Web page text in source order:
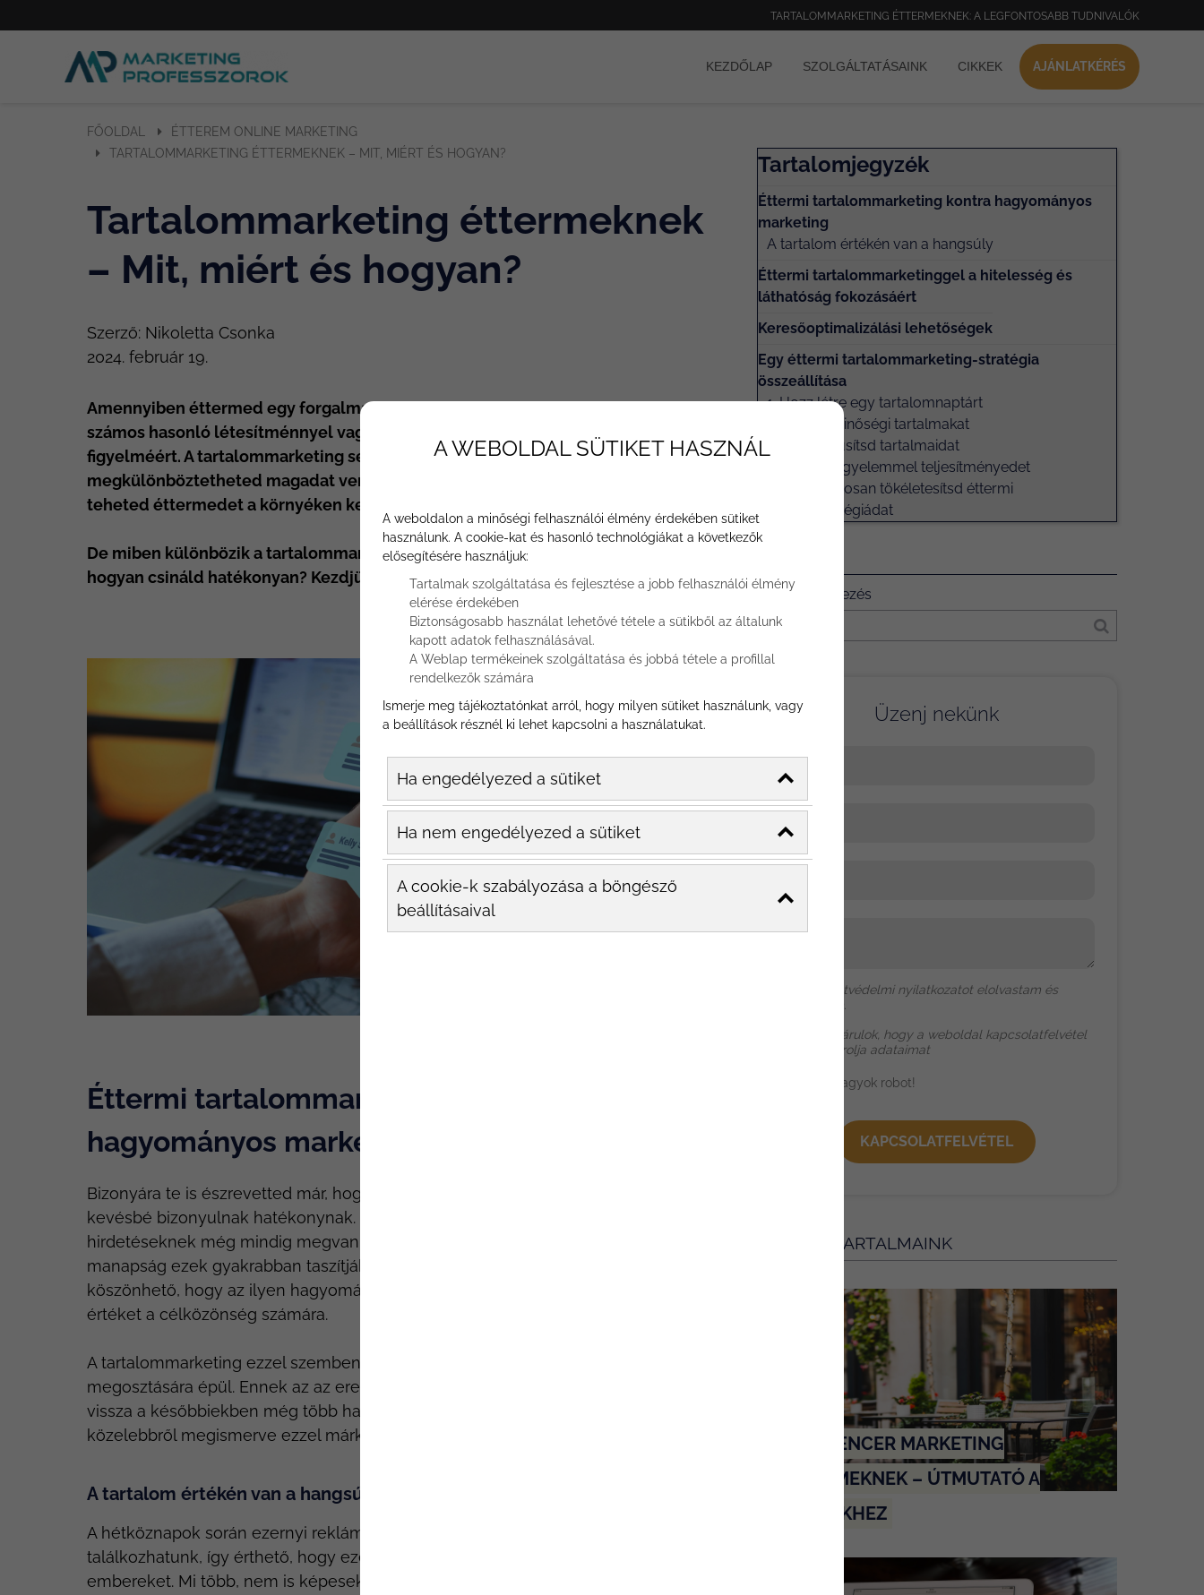
TARTALOMMARKETING ÉTTERMEKNEK: A LEGFONTOSABB TUDNIVALÓK
KEZDŐLAP SZOLGÁLTATÁSAINK CIKKEK AJÁNLATKÉRÉS
FŐOLDAL
ÉTTEREM ONLINE MARKETING
TARTALOMMARKETING ÉTTERMEKNEK – MIT, MIÉRT ÉS HOGYAN?
Tartalommarketing éttermeknek
– Mit, miért és hogyan?
Szerző: Nikoletta Csonka
2024. február 19.
Amennyiben éttermed egy forgalmas környéken helyezkedik el, bizonyára
számos hasonló létesítménnyel vagy kénytelen versengeni a vendégek
figyelméért. A tartalommarketing segítségével nem csupán
megkülönböztetheted magadat versenytársaidtól, hanem fellelhetőbbé is
teheted éttermedet a környéken keresgélők számára.
De miben különbözik a tartalommarketing a marketing hagyományos formáitól és
hogyan csináld hatékonyan? Kezdjük az elején.
Éttermi tartalommarketing kontra
hagyományos marketing
Bizonyára te is észrevetted már, hogy a marketing hagyományos módszerei egyre
kevésbé bizonyulnak hatékonynak. Persze az email zuhatagoknak és az online
hirdetéseknek még mindig megvan a maguk helye egy cég marketingmixében, de
manapság ezek gyakrabban taszítják az ügyfeleket, mint vonzzák őket. Ez annak
köszönhető, hogy az ilyen hagyományos marketingformák nem kínálnak elegendő
értéket a célközönség számára.
A tartalommarketing ezzel szemben kifejezetten az értékes, hasznos információk
megosztására épül. Ennek az az eredménye, hogy a célközönség szívesen tér
vissza a későbbiekben még több hasonlóan értékes tartalmakért, egyre
közelebbről megismerve ezzel márkádat.
A tartalom értékén van a hangsúly
A hétköznapok során ezernyi reklámmal és egyéb marketinganyaggal
találkozhatunk, így érthető, hogy ezek a módszerek inkább csak irritálják az
embereket. Mi több, nem is képesek úgy kézbesíteni üzeneteidet, mint szeretnéd.
Tartalomjegyzék
Éttermi tartalommarketing kontra hagyományos
marketing
A tartalom értékén van a hangsúly
Éttermi tartalommarketinggel a hitelesség és
láthatóság fokozásáért
Keresőoptimalizálási lehetőségek
Egy éttermi tartalommarketing-stratégia
összeállítása
1. Hozz létre egy tartalomnaptárt
3. Készíts minőségi tartalmakat
4. Népszerűsítsd tartalmaidat
5. Kövesd figyelemmel teljesítményedet
6. Folyamatosan tökéletesítsd éttermi
tartalomstratégiádat
Keresett kifejezés
Üzenj nekünk
Üzenet
adatvédelmi nyilatkozatot elolvastam és
Hozzájárulok, hogy a weboldal kapcsolatfelvétel
céljából tárolja adataimat
Nem vagyok robot!
KAPCSOLATFELVÉTEL
TOVÁBBI TARTALMAINK
INFLUENCER MARKETING
ÉTTERMEKNEK – ÚTMUTATÓ A
SIKEREKHEZ
A WEBOLDAL SÜTIKET HASZNÁL
A weboldalon a minőségi felhasználói élmény érdekében sütiket
használunk. A cookie-kat és hasonló technológiákat a következők
elősegítésére használjuk:
Tartalmak szolgáltatása és fejlesztése a jobb felhasználói élmény
elérése érdekében
Biztonságosabb használat lehetővé tétele a sütikből az általunk
kapott adatok felhasználásával.
A Weblap termékeinek szolgáltatása és jobbá tétele a profillal
rendelkezők számára
Ismerje meg tájékoztatónkat arról, hogy milyen sütiket használunk, vagy
a beállítások résznél ki lehet kapcsolni a használatukat.
Ha engedélyezed a sütiket
Ha nem engedélyezed a sütiket
A cookie-k szabályozása a böngésző
beállításaival